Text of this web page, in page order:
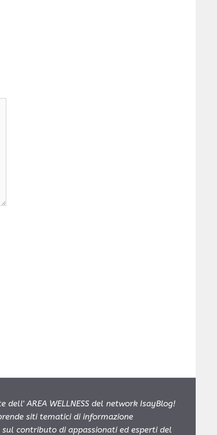
AREA WELLNESS del network IsayBlog!
siti tematici di informazione
contributo di appassionati ed esperti del